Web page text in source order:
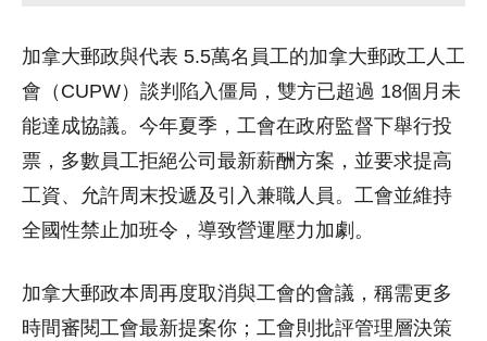
加拿大郵政與代表 5.5萬名員工的加拿大郵政工人工
會（CUPW）談判陷入僵局，雙方已超過 18個月未
能達成協議。今年夏季，工會在政府監督下舉行投
票，多數員工拒絕公司最新薪酬方案，並要求提高
工資、允許周末投遞及引入兼職人員。工會並維持
全國性禁止加班令，導致營運壓力加劇。
加拿大郵政本周再度取消與工會的會議，稱需更多
時間審閱工會最新提案你；工會則批評管理層決策